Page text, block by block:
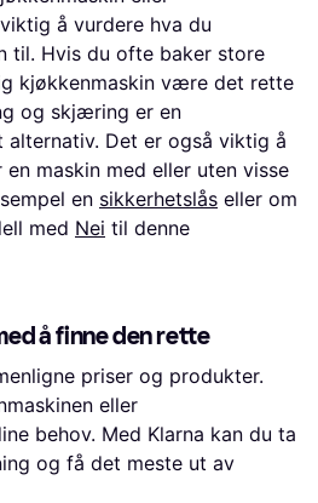
å vurdere hva du
til. Hvis du ofte baker store
kjøkkenmaskin være det rette
og skjæring er en
Det er også viktig å
maskin med eller uten visse
en sikkerhetslås eller om
med Nei til denne
å finne den rette
priser og produkter.
eller
behov. Med Klarna kan du ta
og få det meste ut av